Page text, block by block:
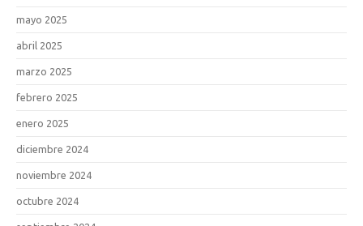
mayo 2025
abril 2025
marzo 2025
febrero 2025
enero 2025
diciembre 2024
noviembre 2024
octubre 2024